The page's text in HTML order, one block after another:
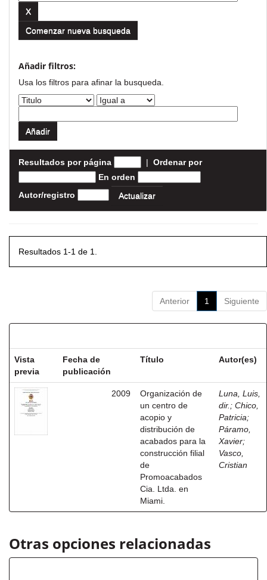
Comenzar nueva busqueda
Añadir filtros:
Usa los filtros para afinar la busqueda.
Resultados por página | Ordenar por
En orden
Autor/registro
Resultados 1-1 de 1.
Anterior 1 Siguiente
Vista
previa
Fecha de
publicación
Título Autor(es)
2009
Organización de
un centro de
acopio y
distribución de
acabados para la
construcción filial
de
Promoacabados
Cia. Ltda. en
Miami.
Luna, Luis,
dir. ; Chico,
Patricia;
Páramo,
Xavier;
Vasco,
Cristian
Otras opciones relacionadas